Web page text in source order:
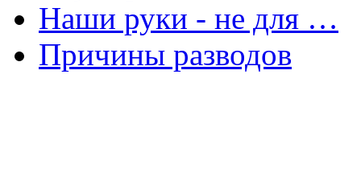
Наши руки - не для …
Причины разводов